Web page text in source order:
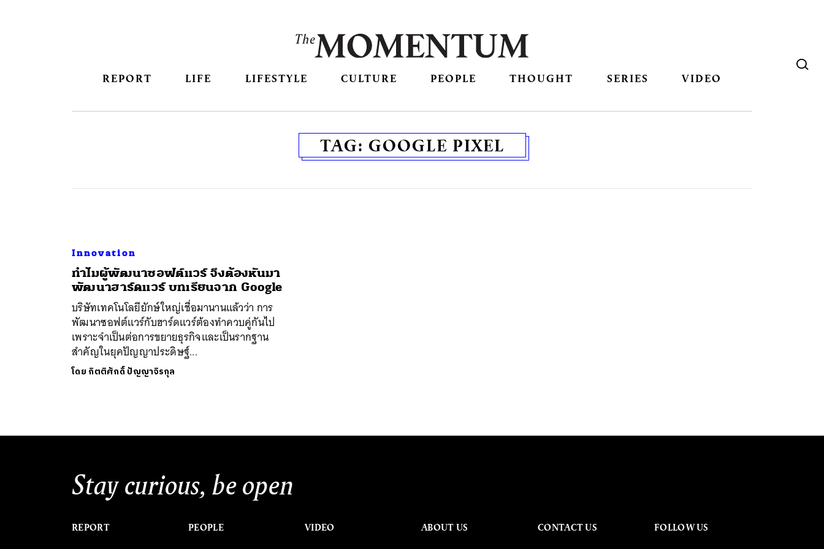
REPORT LIFE LIFESTYLE CULTURE PEOPLE THOUGHT SERIES VIDEO
TAG: GOOGLE PIXEL
Innovation
ทำไมผู้พัฒนาซอฟต์แวร์ จึงต้องหันมา
พัฒนาฮาร์ดแวร์ บทเรียนจาก Google
บริษัทเทคโนโลยียักษ์ใหญ่เชื่อมานานแล้วว่า การ
พัฒนาซอฟต์แวร์กับฮาร์ดแวร์ต้องทำควบคู่กันไป
เพราะจำเป็นต่อการขยายธุรกิจและเป็นรากฐาน
สำคัญในยุคปัญญาประดิษฐ์...
โดย กิตติศักดิ์ ปัญญาจิรกุล
Stay curious, be open
REPORT PEOPLE VIDEO ABOUT US CONTACT US FOLLOW US